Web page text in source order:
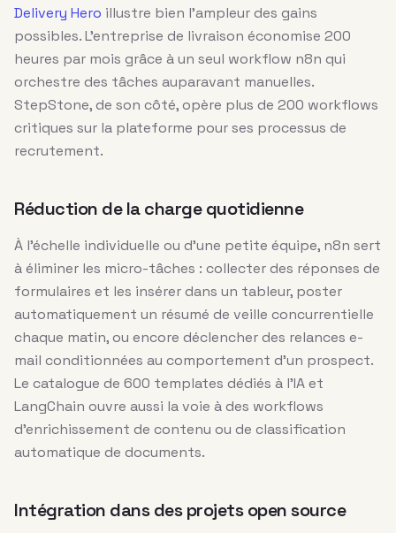
Delivery Hero illustre bien l’ampleur des gains
possibles. L’entreprise de livraison économise 200
heures par mois grâce à un seul workflow n8n qui
orchestre des tâches auparavant manuelles.
StepStone, de son côté, opère plus de 200 workflows
critiques sur la plateforme pour ses processus de
recrutement.
Réduction de la charge quotidienne
À l’échelle individuelle ou d’une petite équipe, n8n sert
à éliminer les micro-tâches : collecter des réponses de
formulaires et les insérer dans un tableur, poster
automatiquement un résumé de veille concurrentielle
chaque matin, ou encore déclencher des relances e-
mail conditionnées au comportement d’un prospect.
Le catalogue de 600 templates dédiés à l’IA et
LangChain ouvre aussi la voie à des workflows
d’enrichissement de contenu ou de classification
automatique de documents.
Intégration dans des projets open source